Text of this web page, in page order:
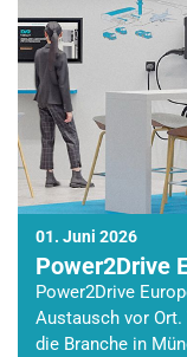
01. Juni 2026
Power2Drive
Power2Drive
Austausch vor
die Branche in